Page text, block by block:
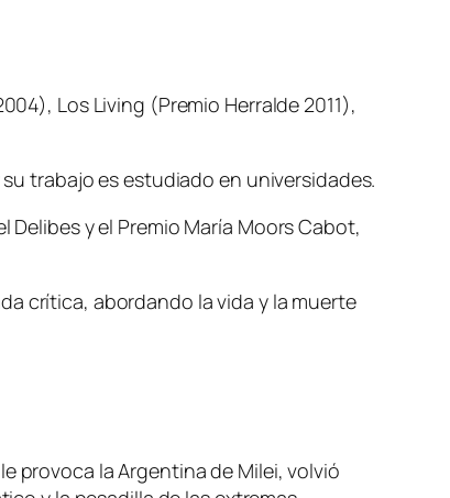
Los Living (Premio Herralde 2011),
trabajo es estudiado en universidades.
Delibes y el Premio María Moors Cabot,
crítica, abordando la vida y la muerte
provoca la Argentina de Milei, volvió